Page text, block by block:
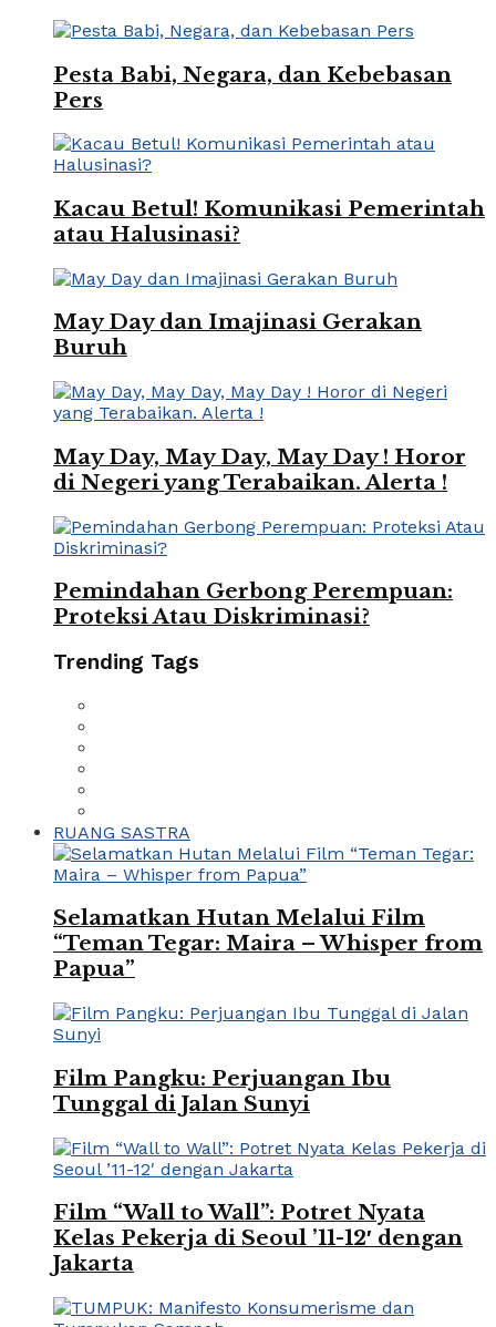
Pesta Babi, Negara, dan Kebebasan
Pers
Kacau Betul! Komunikasi Pemerintah
atau Halusinasi?
May Day dan Imajinasi Gerakan
Buruh
May Day, May Day, May Day ! Horor
di Negeri yang Terabaikan. Alerta !
Pemindahan Gerbong Perempuan:
Proteksi Atau Diskriminasi?
Trending Tags
RUANG SASTRA
Selamatkan Hutan Melalui Film
“Teman Tegar: Maira – Whisper from
Papua”
Film Pangku: Perjuangan Ibu
Tunggal di Jalan Sunyi
Film “Wall to Wall”: Potret Nyata
Kelas Pekerja di Seoul ’11-12′ dengan
Jakarta